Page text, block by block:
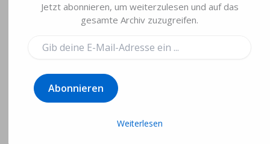
Treuer Husar Köln –
Rückenstick für
Jacke von Niki
Siegenbruck
2. Januar 2016
Jetzt abonnieren, um weiterzulesen und auf das
gesamte Archiv zuzugreifen.
deine
Mail-
Adresse
ein ...
Abonnieren
Weiterlesen